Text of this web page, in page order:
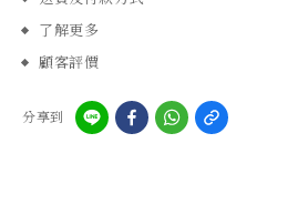
了解更多
顧客評價
分享到